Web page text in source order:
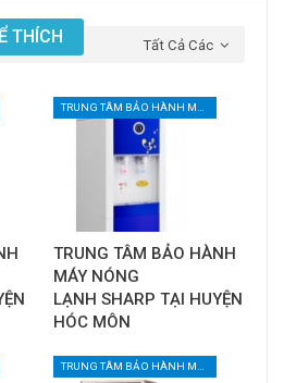
Tất Cả Các
THÍCH
TRUNG TÂM BẢO HÀNH MÁY NƯỚC UỐNG NÓNG LẠNH TẠI TPHCM
TRUNG TÂM BẢO HÀNH
MÁY NÓNG
LẠNH SHARP TẠI HUYỆN
HÓC MÔN